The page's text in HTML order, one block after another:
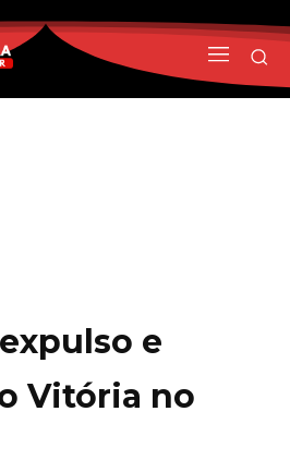
e
Vitória no